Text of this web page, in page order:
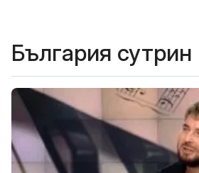
България сутрин